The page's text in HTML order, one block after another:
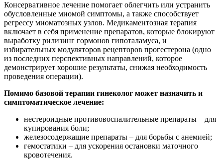
Консервативное лечение помогает облегчить или устранить
обусловленные миомой симптомы, а также способствует
регрессу миоматозных узлов. Медикаментозная терапия
включает в себя применение препаратов, которые блокируют
выработку рилизинг гормонов гипоталамуса, и
избирательных модуляторов рецепторов прогестерона (одно
из последних перспективных направлений, которое
демонстрирует хорошие результаты, снижая необходимость
проведения операции).
Помимо базовой терапии гинеколог может назначить и
симптоматическое лечение:
нестероидные противовоспалительные препараты – для
купирования боли;
железосодержащие препараты – для борьбы с анемией;
гемостатики – для ускорения остановки маточного
кровотечения.